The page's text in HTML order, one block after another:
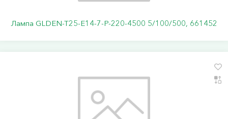
Лампа GLDEN-T25-E14-7-P-220-4500 5/100/500, 661452